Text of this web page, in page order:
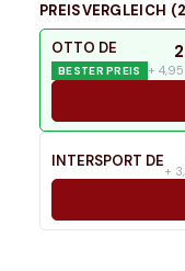
PREISVERGLEICH (
OTTO DE
BESTER PREIS +
INTERSPORT DE
+